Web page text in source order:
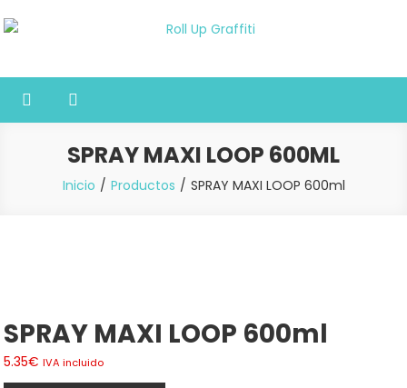
al
artes
SPRAY MAXI LOOP 600ML
Inicio Productos SPRAY MAXI LOOP 600ml
SPRAY MAXI LOOP 600ml
5.35€ IVA incluido